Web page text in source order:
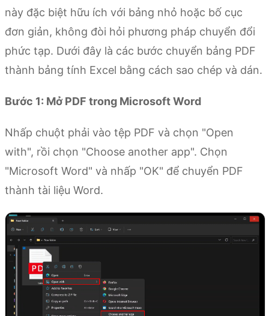
này đặc biệt hữu ích với bảng nhỏ hoặc bố cục
đơn giản, không đòi hỏi phương pháp chuyển đổi
phức tạp. Dưới đây là các bước chuyển bảng PDF
thành bảng tính Excel bằng cách sao chép và dán.
Bước 1: Mở PDF trong Microsoft Word
Nhấp chuột phải vào tệp PDF và chọn "Open
with", rồi chọn "Choose another app". Chọn
"Microsoft Word" và nhấp "OK" để chuyển PDF
thành tài liệu Word.